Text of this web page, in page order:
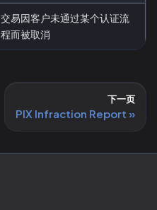
交易因客户未通过某个认证流
程而被取消
下一页
PIX Infraction Report